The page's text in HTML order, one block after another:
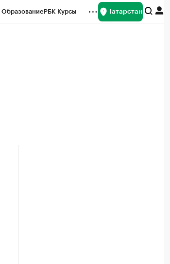
ОбразованиеРБК Курсы Татарстан